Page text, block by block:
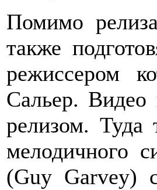
Помимо
также
режиссером
Сальер. Видео
релизом. Туда
мелодичного
(Guy Garvey)